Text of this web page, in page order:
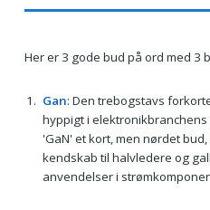
Her er 3 gode bud på ord med 3
Gan: Den trebogstavs
hyppigt i
'GaN' et kort, men nørdet
kendskab til halvledere og
anvendelser i